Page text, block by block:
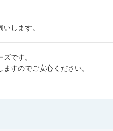
します。
です。
すのでご安心ください。